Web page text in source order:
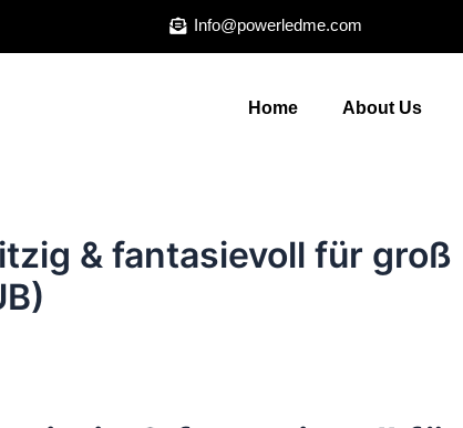
Info@powerledme.com
Home About Us
& fantasievoll für groß